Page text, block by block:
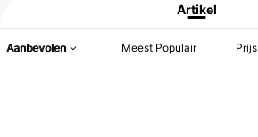
Artikel
Aanbevolen Meest Populair Prijs